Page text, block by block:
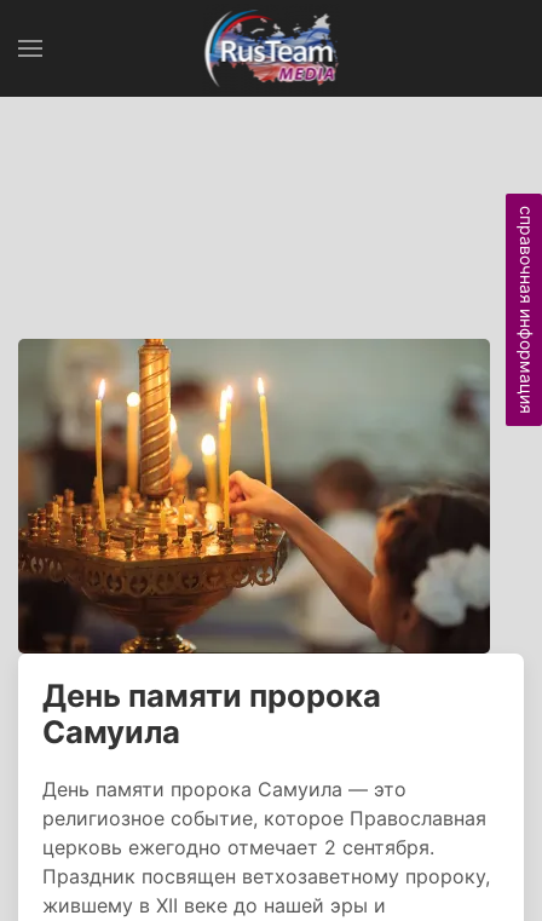
День памяти пророка
Самуила
День памяти пророка Самуила — это
религиозное событие, которое Православная
церковь ежегодно отмечает 2 сентября.
Праздник посвящен ветхозаветному пророку,
жившему в XII веке до нашей эры и
справочная информация